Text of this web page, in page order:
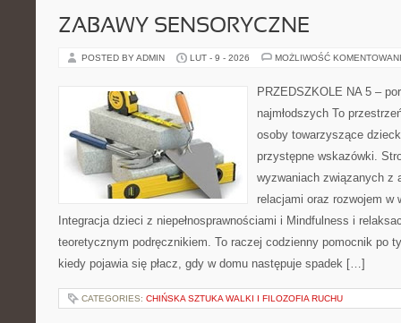
ZABAWY SENSORYCZNE
POSTED BY ADMIN LUT - 9 - 2026 MOŻLIWOŚĆ
PRZEDSZKOLE NA 5 –
najmłodszych To
osoby towarzyszące
przystępne wskazówki.
wyzwaniach związanych z
relacjami oraz rozwojem w
Integracja dzieci z niepełnosprawnościami i Mindfulness i
teoretycznym podręcznikiem. To raczej codzienny pomocnik po
kiedy pojawia się płacz, gdy w domu następuje spadek […]
CATEGORIES: CHIŃSKA SZTUKA WALKI I FILOZOFIA RUCHU